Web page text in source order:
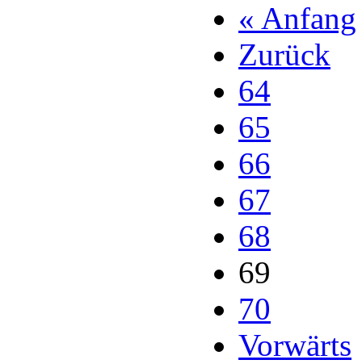
« Anfang
Zurück
64
65
66
67
68
69
70
Vorwärts